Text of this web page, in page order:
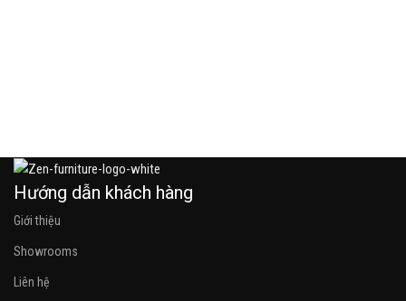
Hướng dẫn khách hàng
Giới thiệu
Showrooms
Liên hệ